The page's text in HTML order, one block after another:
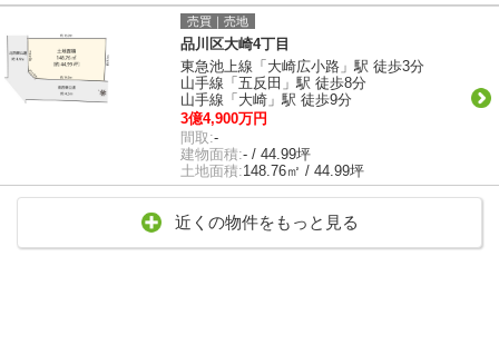
売買｜売地
品川区大崎4丁目
東急池上線「大崎広小路」駅 徒歩3分
山手線「五反田」駅 徒歩8分
山手線「大崎」駅 徒歩9分
3億4,900万円
間取:-
建物面積:- / 44.99坪
土地面積:148.76㎡ / 44.99坪
近くの物件をもっと見る